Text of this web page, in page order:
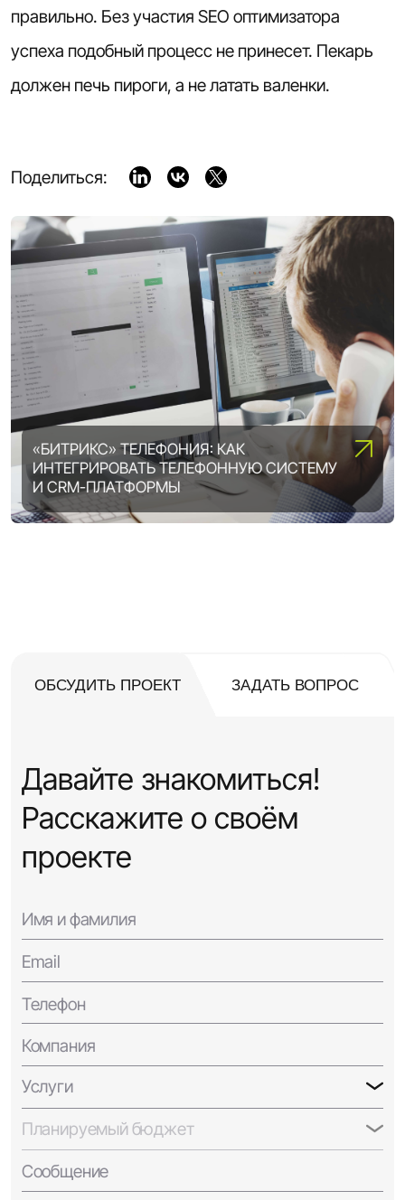
правильно. Без участия SEO оптимизатора
успеха подобный процесс не принесет. Пекарь
должен печь пироги, а не латать валенки.
Поделиться:
«БИТРИКС» ТЕЛЕФОНИЯ: КАК
ИНТЕГРИРОВАТЬ ТЕЛЕФОННУЮ СИСТЕМУ
И CRM-ПЛАТФОРМЫ
ВОЗМОЖНОСТИ «1С-БИТРИКС»:
ВЫБИРАЕМ ОПТИМАЛЬНУЮ ЛИЦЕНЗИЮ
DIGITAL ТРАНСФОРМАЦИЯ ПРЕДПРИЯТИЯ:
5 ШАГОВ, ЧТОБЫ ВСЕ ПОЛУЧИЛОСЬ
ОБСУДИТЬ ПРОЕКТ ЗАДАТЬ ВОПРОС
Давайте знакомиться!
Расскажите о своём
проекте
Имя и фамилия
Email
Телефон
Компания
Услуги
Планируемый бюджет
Сообщение